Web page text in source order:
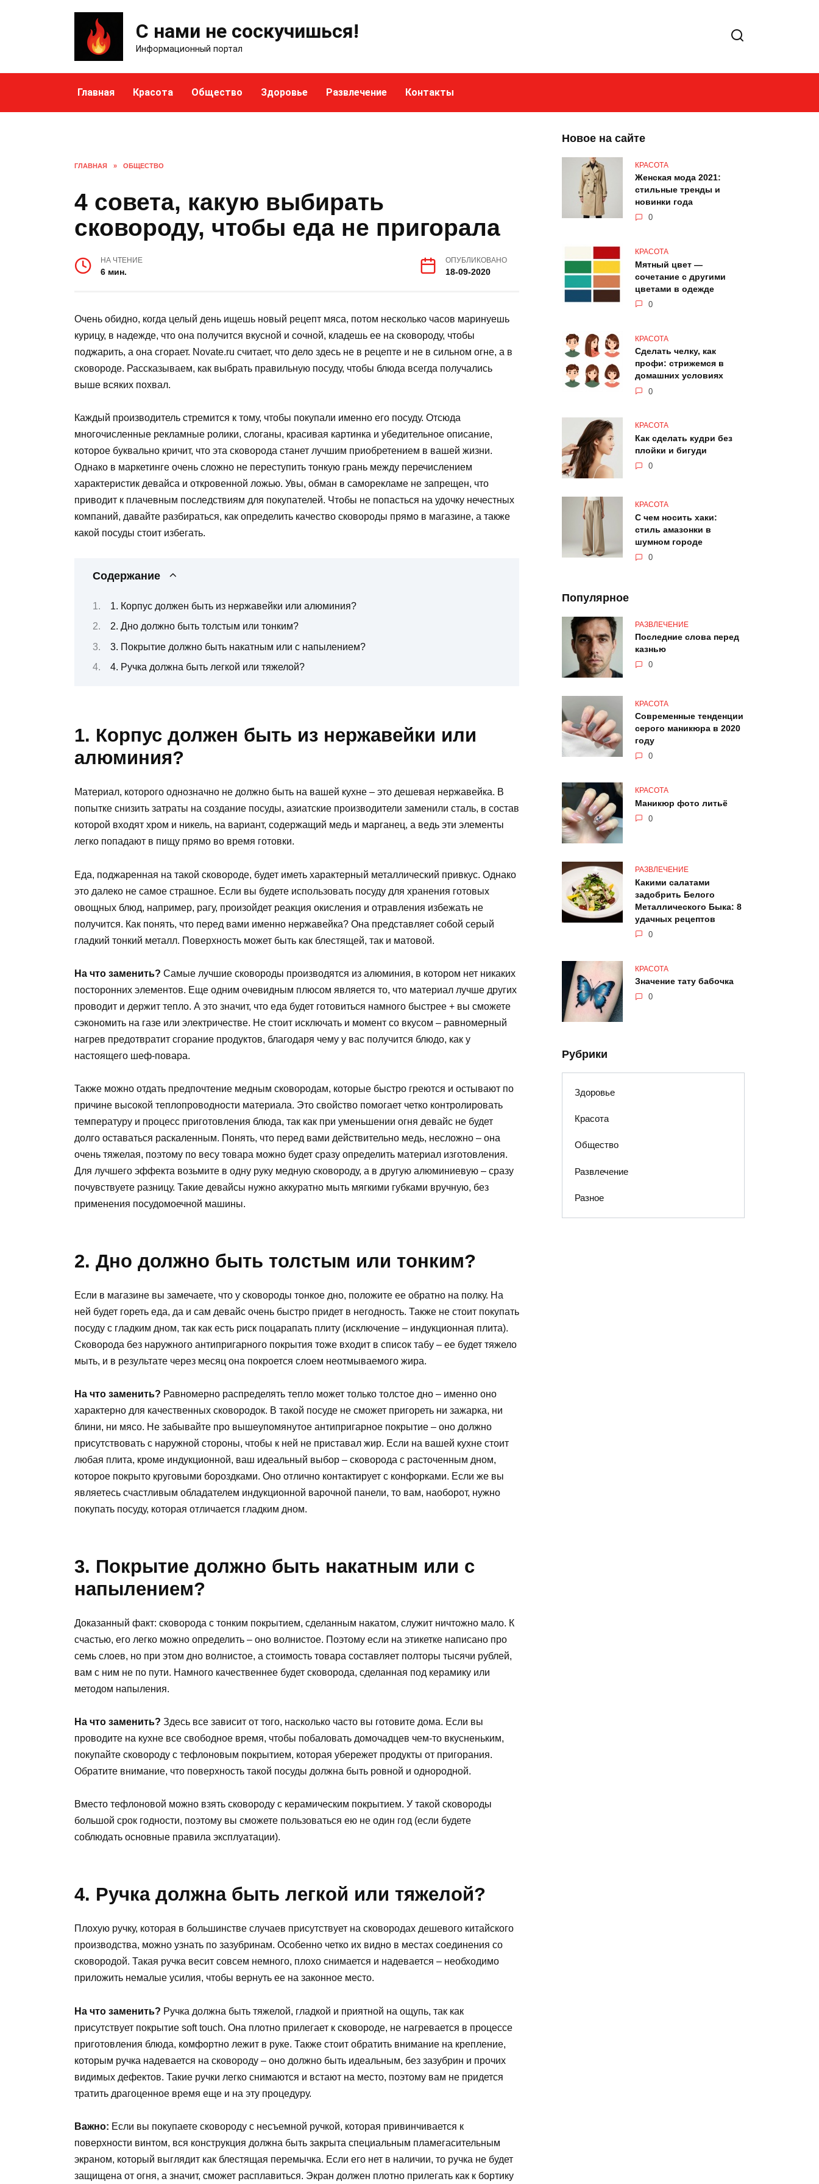
С нами не соскучишься!
Информационный портал
Главная Красота Общество Здоровье Развлечение Контакты
ГЛАВНАЯ » ОБЩЕСТВО
4 совета, какую выбирать
сковороду, чтобы еда не пригорала
НА ЧТЕНИЕ
6 мин.
ОПУБЛИКОВАНО
18-09-2020
Очень обидно, когда целый день ищешь новый рецепт мяса, потом несколько часов маринуешь
курицу, в надежде, что она получится вкусной и сочной, кладешь ее на сковороду, чтобы
поджарить, а она сгорает. Novate.ru считает, что дело здесь не в рецепте и не в сильном огне, а в
сковороде. Рассказываем, как выбрать правильную посуду, чтобы блюда всегда получались
выше всяких похвал.
Каждый производитель стремится к тому, чтобы покупали именно его посуду. Отсюда
многочисленные рекламные ролики, слоганы, красивая картинка и убедительное описание,
которое буквально кричит, что эта сковорода станет лучшим приобретением в вашей жизни.
Однако в маркетинге очень сложно не переступить тонкую грань между перечислением
характеристик девайса и откровенной ложью. Увы, обман в саморекламе не запрещен, что
приводит к плачевным последствиям для покупателей. Чтобы не попасться на удочку нечестных
компаний, давайте разбираться, как определить качество сковороды прямо в магазине, а также
какой посуды стоит избегать.
Содержание
1. Корпус должен быть из нержавейки или алюминия?
2. Дно должно быть толстым или тонким?
3. Покрытие должно быть накатным или с напылением?
4. Ручка должна быть легкой или тяжелой?
1. Корпус должен быть из нержавейки или
алюминия?
Материал, которого однозначно не должно быть на вашей кухне – это дешевая нержавейка. В
попытке снизить затраты на создание посуды, азиатские производители заменили сталь, в состав
которой входят хром и никель, на вариант, содержащий медь и марганец, а ведь эти элементы
легко попадают в пищу прямо во время готовки.
Еда, поджаренная на такой сковороде, будет иметь характерный металлический привкус. Однако
это далеко не самое страшное. Если вы будете использовать посуду для хранения готовых
овощных блюд, например, рагу, произойдет реакция окисления и отравления избежать не
получится. Как понять, что перед вами именно нержавейка? Она представляет собой серый
гладкий тонкий металл. Поверхность может быть как блестящей, так и матовой.
На что заменить? Самые лучшие сковороды производятся из алюминия, в котором нет никаких
посторонних элементов. Еще одним очевидным плюсом является то, что материал лучше других
проводит и держит тепло. А это значит, что еда будет готовиться намного быстрее + вы сможете
сэкономить на газе или электричестве. Не стоит исключать и момент со вкусом – равномерный
нагрев предотвратит сгорание продуктов, благодаря чему у вас получится блюдо, как у
настоящего шеф-повара.
Также можно отдать предпочтение медным сковородам, которые быстро греются и остывают по
причине высокой теплопроводности материала. Это свойство помогает четко контролировать
температуру и процесс приготовления блюда, так как при уменьшении огня девайс не будет
долго оставаться раскаленным. Понять, что перед вами действительно медь, несложно – она
очень тяжелая, поэтому по весу товара можно будет сразу определить материал изготовления.
Для лучшего эффекта возьмите в одну руку медную сковороду, а в другую алюминиевую – сразу
почувствуете разницу. Такие девайсы нужно аккуратно мыть мягкими губками вручную, без
применения посудомоечной машины.
2. Дно должно быть толстым или тонким?
Если в магазине вы замечаете, что у сковороды тонкое дно, положите ее обратно на полку. На
ней будет гореть еда, да и сам девайс очень быстро придет в негодность. Также не стоит покупать
посуду с гладким дном, так как есть риск поцарапать плиту (исключение – индукционная плита).
Сковорода без наружного антипригарного покрытия тоже входит в список табу – ее будет тяжело
мыть, и в результате через месяц она покроется слоем неотмываемого жира.
На что заменить? Равномерно распределять тепло может только толстое дно – именно оно
характерно для качественных сковородок. В такой посуде не сможет пригореть ни зажарка, ни
блини, ни мясо. Не забывайте про вышеупомянутое антипригарное покрытие – оно должно
присутствовать с наружной стороны, чтобы к ней не приставал жир. Если на вашей кухне стоит
любая плита, кроме индукционной, ваш идеальный выбор – сковорода с расточенным дном,
которое покрыто круговыми бороздками. Оно отлично контактирует с конфорками. Если же вы
являетесь счастливым обладателем индукционной варочной панели, то вам, наоборот, нужно
покупать посуду, которая отличается гладким дном.
3. Покрытие должно быть накатным или с
напылением?
Доказанный факт: сковорода с тонким покрытием, сделанным накатом, служит ничтожно мало. К
счастью, его легко можно определить – оно волнистое. Поэтому если на этикетке написано про
семь слоев, но при этом дно волнистое, а стоимость товара составляет полторы тысячи рублей,
вам с ним не по пути. Намного качественнее будет сковорода, сделанная под керамику или
методом напыления.
На что заменить? Здесь все зависит от того, насколько часто вы готовите дома. Если вы
проводите на кухне все свободное время, чтобы побаловать домочадцев чем-то вкусненьким,
покупайте сковороду с тефлоновым покрытием, которая убережет продукты от пригорания.
Обратите внимание, что поверхность такой посуды должна быть ровной и однородной.
Вместо тефлоновой можно взять сковороду с керамическим покрытием. У такой сковороды
большой срок годности, поэтому вы сможете пользоваться ею не один год (если будете
соблюдать основные правила эксплуатации).
4. Ручка должна быть легкой или тяжелой?
Плохую ручку, которая в большинстве случаев присутствует на сковородах дешевого китайского
производства, можно узнать по зазубринам. Особенно четко их видно в местах соединения со
сковородой. Такая ручка весит совсем немного, плохо снимается и надевается – необходимо
приложить немалые усилия, чтобы вернуть ее на законное место.
На что заменить? Ручка должна быть тяжелой, гладкой и приятной на ощупь, так как
присутствует покрытие soft touch. Она плотно прилегает к сковороде, не нагревается в процессе
приготовления блюда, комфортно лежит в руке. Также стоит обратить внимание на крепление,
которым ручка надевается на сковороду – оно должно быть идеальным, без зазубрин и прочих
видимых дефектов. Такие ручки легко снимаются и встают на место, поэтому вам не придется
тратить драгоценное время еще и на эту процедуру.
Важно: Если вы покупаете сковороду с несъемной ручкой, которая привинчивается к
поверхности винтом, вся конструкция должна быть закрыта специальным пламегасительным
экраном, который выглядит как блестящая перемычка. Если его нет в наличии, то ручка не будет
защищена от огня, а значит, сможет расплавиться. Экран должен плотно прилегать как к бортику
Новое на сайте
КРАСОТА
Женская мода 2021:
стильные тренды и
новинки года
0
КРАСОТА
Мятный цвет —
сочетание с другими
цветами в одежде
0
КРАСОТА
Сделать челку, как
профи: стрижемся в
домашних условиях
0
КРАСОТА
Как сделать кудри без
плойки и бигуди
0
КРАСОТА
С чем носить хаки:
стиль амазонки в
шумном городе
0
Популярное
РАЗВЛЕЧЕНИЕ
Последние слова перед
казнью
0
КРАСОТА
Современные тенденции
серого маникюра в 2020
году
0
КРАСОТА
Маникюр фото литьё
0
РАЗВЛЕЧЕНИЕ
Какими салатами
задобрить Белого
Металлического Быка: 8
удачных рецептов
0
КРАСОТА
Значение тату бабочка
0
Рубрики
Здоровье
Красота
Общество
Развлечение
Разное